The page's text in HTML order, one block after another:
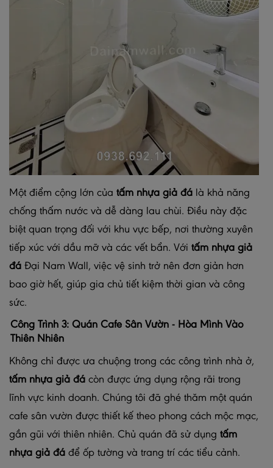
Một điểm cộng lớn của tấm nhựa giả đá là khả năng
chống thấm nước và dễ dàng lau chùi. Điều này đặc
biệt quan trọng đối với khu vực bếp, nơi thường xuyên
tiếp xúc với dầu mỡ và các vết bẩn. Với tấm nhựa giả
đá Đại Nam Wall, việc vệ sinh trở nên đơn giản hơn
bao giờ hết, giúp gia chủ tiết kiệm thời gian và công
sức.
Công Trình 3: Quán Cafe Sân Vườn - Hòa Mình Vào
Thiên Nhiên
Không chỉ được ưa chuộng trong các công trình nhà ở,
tấm nhựa giả đá còn được ứng dụng rộng rãi trong
lĩnh vực kinh doanh. Chúng tôi đã ghé thăm một quán
cafe sân vườn được thiết kế theo phong cách mộc mạc,
gần gũi với thiên nhiên. Chủ quán đã sử dụng tấm
nhựa giả đá để ốp tường và trang trí các tiểu cảnh.